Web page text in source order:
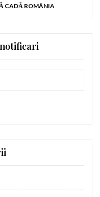
CADĂ ROMÂNIA